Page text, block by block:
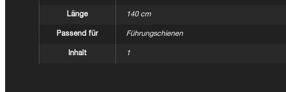
Länge 140 cm
Passend für Führungschienen
Inhalt 1